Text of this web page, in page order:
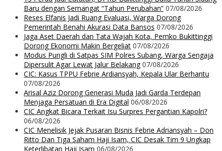
Baru dengan Semangat “Tahun Perubahan” 07/08/2026
Reses Elfanis Jadi Ruang Evaluasi, Warga Dorong
Pemerintah Benahi Akurasi Data Bansos 07/08/2026
Jaga Aset Daerah dan Tata Wajah Kota, Pemko Bukittinggi
Dorong Ekonomi Makin Bergeliat 07/08/2026
Modus Pungli di Satpas SIM Polres Subang, Warga Sengaja
Dipersulit Agar Lewat Jalur Belakang 07/08/2026
CIC: Kasus TPPU Febrie Ardiansyah, Kepala Ular Berhantu
07/08/2026
Arisal Aziz Dorong Generasi Muda Jadi Garda Terdepan
Menjaga Persatuan di Era Digital 06/08/2026
CIC Angkat Bicara Terkait Isu Surpres Pergantian Kapolri?
06/08/2026
CIC Menelisik Jejak Pusaran Bisnis Febrie Adriansyah – Don
Ritto Dan Tiga Saham Haji Isam, CIC Desak Tim 9 Ungkap
Keterlibatan Haji Isam 06/08/2026